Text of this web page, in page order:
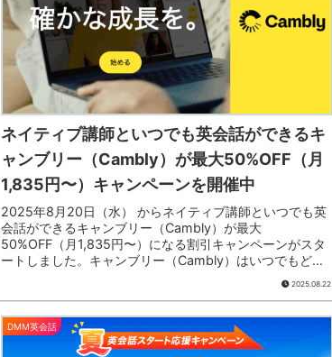
ネイティブ講師といつでも英会話ができるキ
ャンブリー（Cambly）が最大50%OFF（月
1,835円〜）キャンペーンを開催中
2025年8月20日（水） からネイティブ講師といつでも英
会話ができるキャンブリー（Cambly）が最大
50%OFF（月1,835円〜）になる割引キャンペーンがスタ
ートしました。キャンブリー（Cambly）はいつでもどこ
でも24時間365日英会話ができるオンライン英会話サービ
2025.08.22
DMM英会話